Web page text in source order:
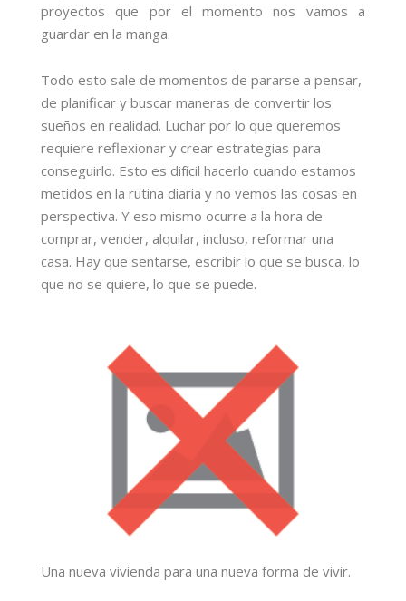
proyectos que por el momento nos vamos a
guardar en la manga.
Todo esto sale de momentos de pararse a pensar,
de planificar y buscar maneras de convertir los
sueños en realidad. Luchar por lo que queremos
requiere reflexionar y crear estrategias para
conseguirlo. Esto es difícil hacerlo cuando estamos
metidos en la rutina diaria y no vemos las cosas en
perspectiva. Y eso mismo ocurre a la hora de
comprar, vender, alquilar, incluso, reformar una
casa. Hay que sentarse, escribir lo que se busca, lo
que no se quiere, lo que se puede.
Una nueva vivienda para una nueva forma de vivir.